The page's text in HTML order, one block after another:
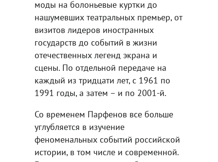
моды на болоньевые куртки до
нашумевших театральных премьер, от
визитов лидеров иностранных
государств до событий в жизни
отечественных легенд экрана и
сцены. По отдельной передаче на
каждый из тридцати лет, с 1961 по
1991 годы, а затем – и по 2001-й.
Со временем Парфенов все больше
углубляется в изучение
феноменальных событий российской
истории, в том числе и современной.